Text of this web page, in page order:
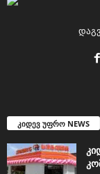
კიდევ უფრო NEWS